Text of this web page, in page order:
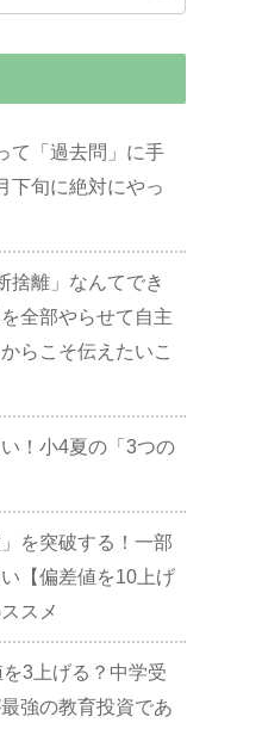
て「過去問」に手
下旬に絶対にやっ
捨離」なんてでき
全部やらせて自主
らこそ伝えたいこ
！小4夏の「3つの
を突破する！一部
【偏差値を10上げ
スメ
3上げる？中学受
強の教育投資であ